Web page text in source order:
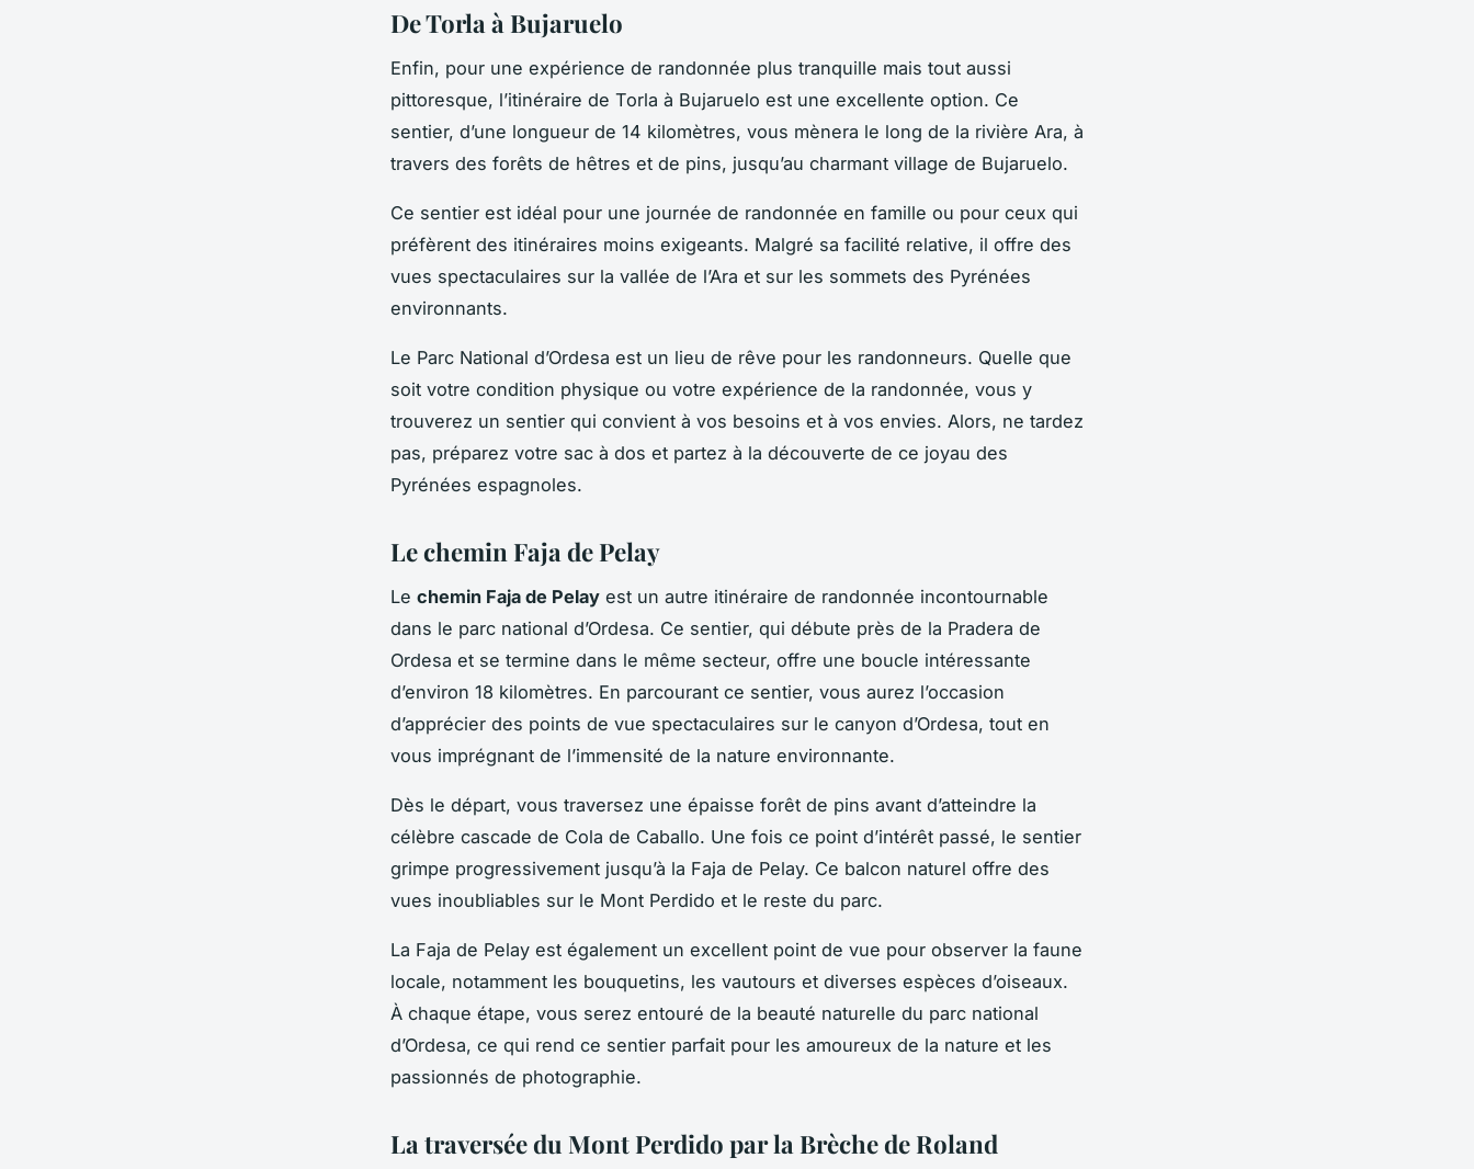
De Torla à Bujaruelo
Enfin, pour une expérience de randonnée plus tranquille mais tout aussi
pittoresque, l’itinéraire de Torla à Bujaruelo est une excellente option. Ce
sentier, d’une longueur de 14 kilomètres, vous mènera le long de la rivière Ara, à
travers des forêts de hêtres et de pins, jusqu’au charmant village de Bujaruelo.
Ce sentier est idéal pour une journée de randonnée en famille ou pour ceux qui
préfèrent des itinéraires moins exigeants. Malgré sa facilité relative, il offre des
vues spectaculaires sur la vallée de l’Ara et sur les sommets des Pyrénées
environnants.
Le Parc National d’Ordesa est un lieu de rêve pour les randonneurs. Quelle que
soit votre condition physique ou votre expérience de la randonnée, vous y
trouverez un sentier qui convient à vos besoins et à vos envies. Alors, ne tardez
pas, préparez votre sac à dos et partez à la découverte de ce joyau des
Pyrénées espagnoles.
Le chemin Faja de Pelay
Le chemin Faja de Pelay est un autre itinéraire de randonnée incontournable
dans le parc national d’Ordesa. Ce sentier, qui débute près de la Pradera de
Ordesa et se termine dans le même secteur, offre une boucle intéressante
d’environ 18 kilomètres. En parcourant ce sentier, vous aurez l’occasion
d’apprécier des points de vue spectaculaires sur le canyon d’Ordesa, tout en
vous imprégnant de l’immensité de la nature environnante.
Dès le départ, vous traversez une épaisse forêt de pins avant d’atteindre la
célèbre cascade de Cola de Caballo. Une fois ce point d’intérêt passé, le sentier
grimpe progressivement jusqu’à la Faja de Pelay. Ce balcon naturel offre des
vues inoubliables sur le Mont Perdido et le reste du parc.
La Faja de Pelay est également un excellent point de vue pour observer la faune
locale, notamment les bouquetins, les vautours et diverses espèces d’oiseaux.
À chaque étape, vous serez entouré de la beauté naturelle du parc national
d’Ordesa, ce qui rend ce sentier parfait pour les amoureux de la nature et les
passionnés de photographie.
La traversée du Mont Perdido par la Brèche de Roland